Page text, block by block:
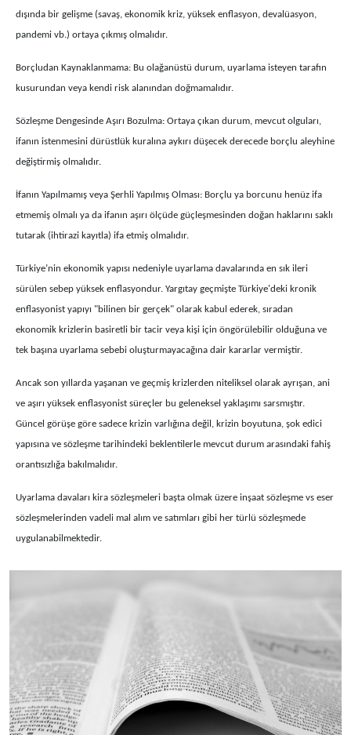
dışında bir gelişme (savaş, ekonomik kriz, yüksek enflasyon, devalüasyon,
pandemi vb.) ortaya çıkmış olmalıdır.
Borçludan Kaynaklanmama: Bu olağanüstü durum, uyarlama isteyen tarafın
kusurundan veya kendi risk alanından doğmamalıdır.
Sözleşme Dengesinde Aşırı Bozulma: Ortaya çıkan durum, mevcut olguları,
ifanın istenmesini dürüstlük kuralına aykırı düşecek derecede borçlu aleyhine
değiştirmiş olmalıdır.
İfanın Yapılmamış veya Şerhli Yapılmış Olması: Borçlu ya borcunu henüz ifa
etmemiş olmalı ya da ifanın aşırı ölçüde güçleşmesinden doğan haklarını saklı
tutarak (ihtirazi kayıtla) ifa etmiş olmalıdır.
Türkiye’nin ekonomik yapısı nedeniyle uyarlama davalarında en sık ileri
sürülen sebep yüksek enflasyondur. Yargıtay geçmişte Türkiye'deki kronik
enflasyonist yapıyı "bilinen bir gerçek" olarak kabul ederek, sıradan
ekonomik krizlerin basiretli bir tacir veya kişi için öngörülebilir olduğuna ve
tek başına uyarlama sebebi oluşturmayacağına dair kararlar vermiştir.
Ancak son yıllarda yaşanan ve geçmiş krizlerden niteliksel olarak ayrışan, ani
ve aşırı yüksek enflasyonist süreçler bu geleneksel yaklaşımı sarsmıştır.
Güncel görüşe göre sadece krizin varlığına değil, krizin boyutuna, şok edici
yapısına ve sözleşme tarihindeki beklentilerle mevcut durum arasındaki fahiş
orantısızlığa bakılmalıdır.
Uyarlama davaları kira sözleşmeleri başta olmak üzere inşaat sözleşme vs eser
sözleşmelerinden vadeli mal alım ve satımları gibi her türlü sözleşmede
uygulanabilmektedir.